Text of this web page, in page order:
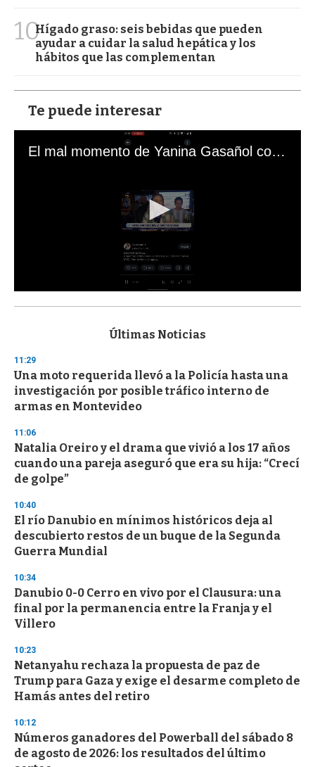
10Hígado graso: seis bebidas que pueden
ayudar a cuidar la salud hepática y los
hábitos que las complementan
Te puede interesar
El mal momento de Yanina Gasañol con un hincha argentino en "Subrayado"
s
d
s
o
f
3
s
e
c
o
n
Últimas Noticias
11:29
Una moto requerida llevó a la Policía hasta una
investigación por posible tráfico interno de
armas en Montevideo
11:06
Natalia Oreiro y el drama que vivió a los 17 años
cuando una pareja aseguró que era su hija: “Crecí
de golpe”
10:40
El río Danubio en mínimos históricos deja al
descubierto restos de un buque de la Segunda
Guerra Mundial
10:34
Danubio 0-0 Cerro en vivo por el Clausura: una
final por la permanencia entre la Franja y el
Villero
10:23
Netanyahu rechaza la propuesta de paz de
Trump para Gaza y exige el desarme completo de
Hamás antes del retiro
10:12
Números ganadores del Powerball del sábado 8
de agosto de 2026: los resultados del último